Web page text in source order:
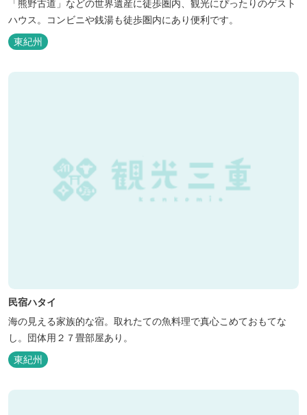
「熊野古道」などの世界遺産に徒歩圏内、観光にぴったりのゲスト
ハウス。コンビニや銭湯も徒歩圏内にあり便利です。
東紀州
民宿ハタイ
海の見える家族的な宿。取れたての魚料理で真心こめておもてな
し。団体用２７畳部屋あり。
東紀州